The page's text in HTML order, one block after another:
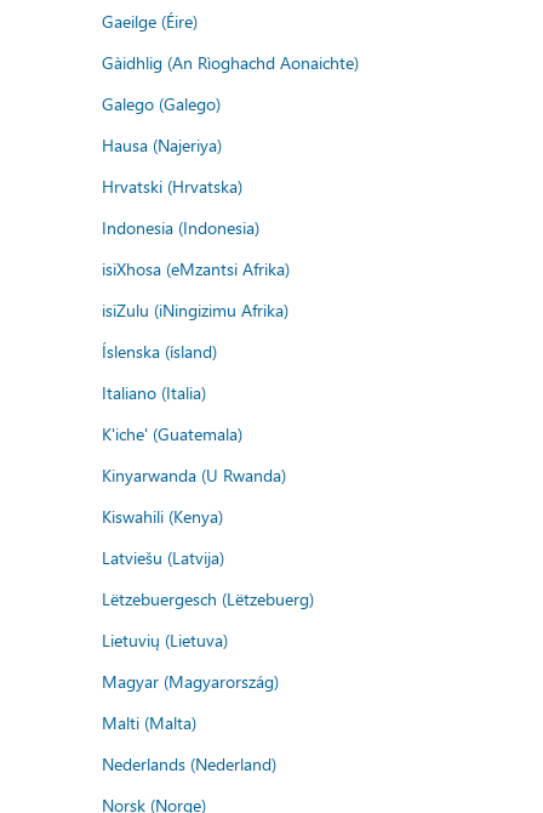
Gaeilge (Éire)
Gàidhlig (An Rìoghachd Aonaichte)
Galego (Galego)
Hausa (Najeriya)
Hrvatski (Hrvatska)
Indonesia (Indonesia)
isiXhosa (eMzantsi Afrika)
isiZulu (iNingizimu Afrika)
Íslenska (ísland)
Italiano (Italia)
K'iche' (Guatemala)
Kinyarwanda (U Rwanda)
Kiswahili (Kenya)
Latviešu (Latvija)
Lëtzebuergesch (Lëtzebuerg)
Lietuvių (Lietuva)
Magyar (Magyarország)
Malti (Malta)
Nederlands (Nederland)
Norsk (Norge)